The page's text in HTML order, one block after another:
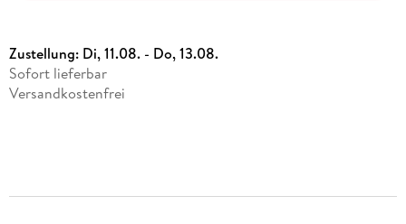
Zustellung: Di, 11.08. - Do, 13.08.
Sofort lieferbar
Versandkostenfrei